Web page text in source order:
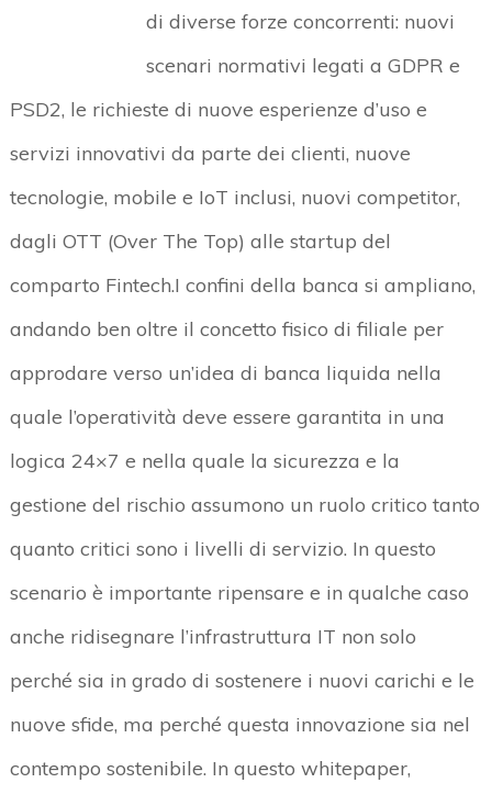
di diverse forze concorrenti: nuovi
scenari normativi legati a GDPR e
PSD2, le richieste di nuove esperienze d’uso e
servizi innovativi da parte dei clienti, nuove
tecnologie, mobile e IoT inclusi, nuovi competitor,
dagli OTT (Over The Top) alle startup del
comparto Fintech.I confini della banca si ampliano,
andando ben oltre il concetto fisico di filiale per
approdare verso un’idea di banca liquida nella
quale l’operatività deve essere garantita in una
logica 24×7 e nella quale la sicurezza e la
gestione del rischio assumono un ruolo critico tanto
quanto critici sono i livelli di servizio. In questo
scenario è importante ripensare e in qualche caso
anche ridisegnare l’infrastruttura IT non solo
perché sia in grado di sostenere i nuovi carichi e le
nuove sfide, ma perché questa innovazione sia nel
contempo sostenibile. In questo whitepaper,